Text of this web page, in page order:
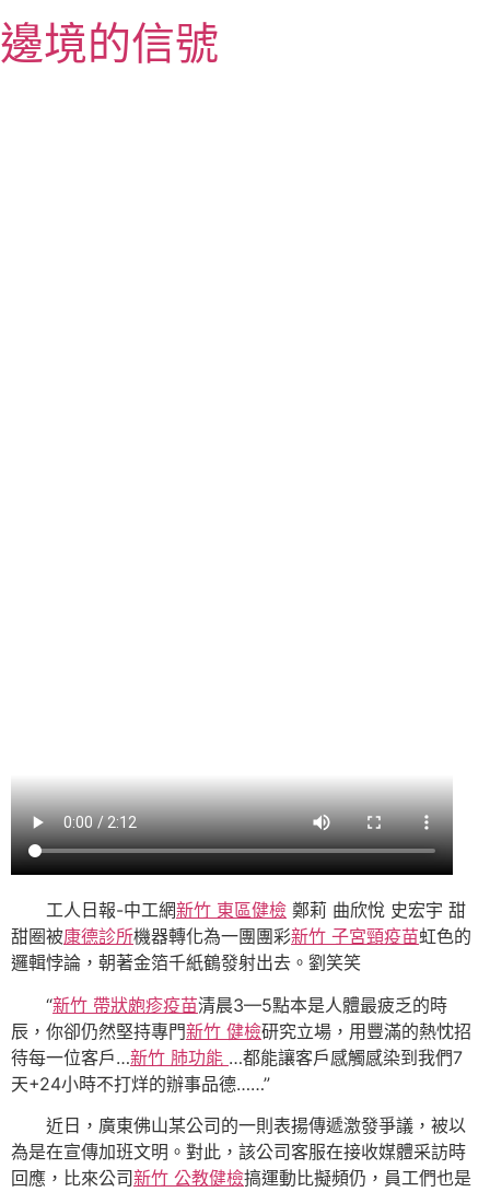
至
主
邊境的信號
工人日報-中工網新竹 東區健檢 鄭莉 曲欣悅 史宏宇 甜
甜圈被康德診所機器轉化為一團團彩新竹 子宮頸疫苗虹色的
邏輯悖論，朝著金箔千紙鶴發射出去。劉笑笑
“新竹 帶狀皰疹疫苗清晨3—5點本是人體最疲乏的時
辰，你卻仍然堅持專門新竹 健檢研究立場，用豐滿的熱忱招
待每一位客戶…新竹 肺功能 …都能讓客戶感觸感染到我們7
天+24小時不打烊的辦事品德……”
近日，廣東佛山某公司的一則表揚傳遞激發爭議，被以
為是在宣傳加班文明。對此，該公司客服在接收媒體采訪時
回應，比來公司新竹 公教健檢搞運動比擬頻仍，員工們也是